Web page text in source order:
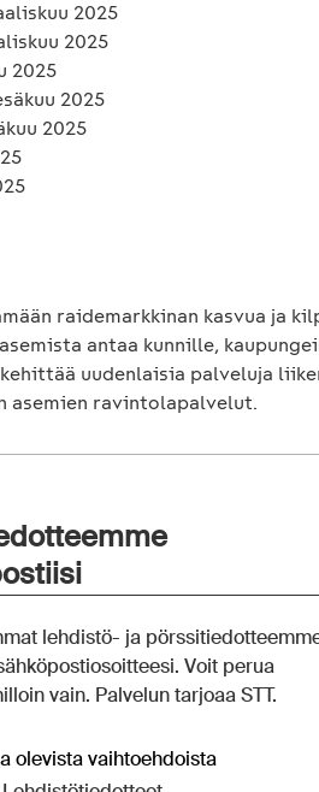
2025
2025
2025
2025
2025
raidemarkkinan kasvua ja
antaa kunnille,
uudenlaisia palveluja
asemien ravintolapalvelut.